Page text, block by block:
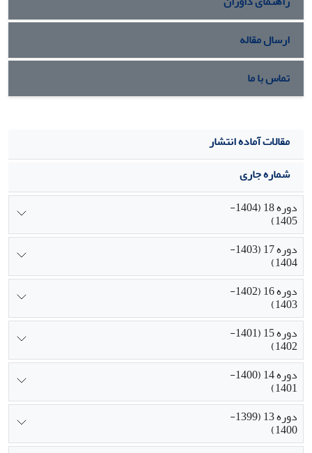
ارسال مقاله
تماس با ما
مقالات آماده انتشار
شماره جاری
دوره 18 (1404-
1405)
دوره 17 (1403-
1404)
دوره 16 (1402-
1403)
دوره 15 (1401-
1402)
دوره 14 (1400-
1401)
دوره 13 (1399-
1400)